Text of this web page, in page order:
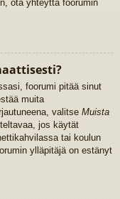
ota yhteyttä foorumin
foorumi pitää sinut
muita
valitse Muista
jos käytät
tai koulun
ylläpitäjä on estänyt